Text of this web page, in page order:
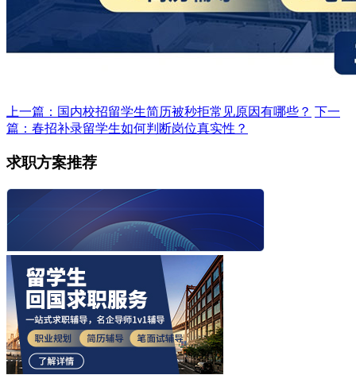
上一篇：国内校招留学生简历被秒拒常见原因有哪些？ 下一
篇：春招补录留学生如何判断岗位真实性？
求职方案推荐